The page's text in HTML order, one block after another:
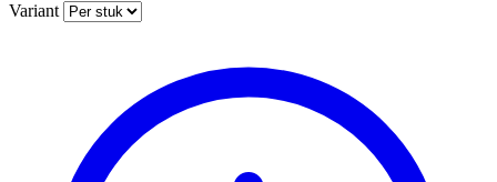
Variant